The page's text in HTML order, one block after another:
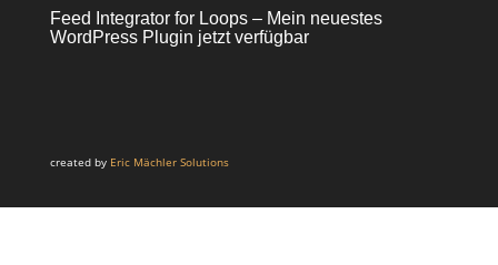
Feed Integrator for Loops – Mein neuestes
WordPress Plugin jetzt verfügbar
created by Eric Mächler Solutions